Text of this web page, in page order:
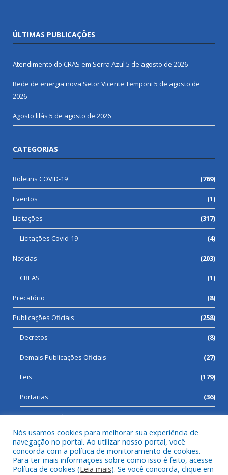
ÚLTIMAS PUBLICAÇÕES
Atendimento do CRAS em Serra Azul 5 de agosto de 2026
Rede de energia nova Setor Vicente Temponi 5 de agosto de
2026
Agosto lilás 5 de agosto de 2026
CATEGORIAS
Boletins COVID-19 (769)
Eventos (1)
Licitações (317)
Licitações Covid-19 (4)
Notícias (203)
CREAS (1)
Precatório (8)
Publicações Oficiais (258)
Decretos (8)
Demais Publicações Oficiais (27)
Leis (179)
Portarias (36)
Processos Seletivos (7)
Todos os direitos reservados a Prefeitura Municipal de Cumaru
do Norte.
Nós usamos cookies para melhorar sua experiência de
navegação no portal. Ao utilizar nosso portal, você
concorda com a política de monitoramento de cookies.
Para ter mais informações sobre como isso é feito, acesse
Política de cookies (Leia mais). Se você concorda, clique em